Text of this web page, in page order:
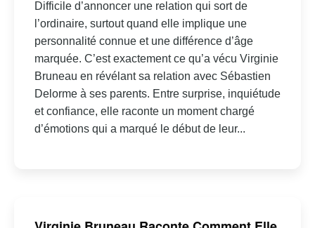
Difficile d’annoncer une relation qui sort de
l’ordinaire, surtout quand elle implique une
personnalité connue et une différence d’âge
marquée. C’est exactement ce qu’a vécu Virginie
Bruneau en révélant sa relation avec Sébastien
Delorme à ses parents. Entre surprise, inquiétude
et confiance, elle raconte un moment chargé
d’émotions qui a marqué le début de leur...